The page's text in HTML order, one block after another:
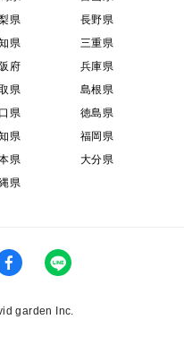
県
長野県
県
三重県
府
兵庫県
県
島根県
県
徳島県
県
福岡県
県
大分県
県
garden Inc.